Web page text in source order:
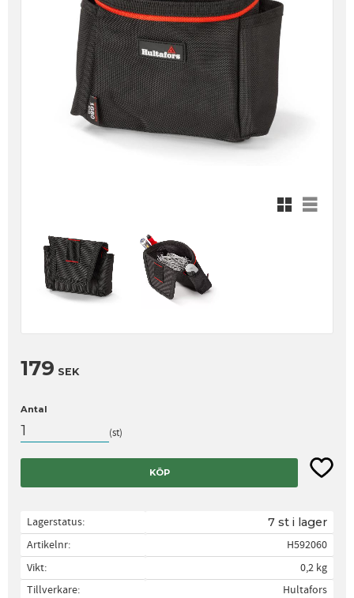
Rutnätsvy
Listvy
179 SEK
Antal
st
KÖP Lägg
Lagerstatus 7 st i lager
Artikelnr
H592060
Vikt
0,2 kg
Tillverkare
Hultafors